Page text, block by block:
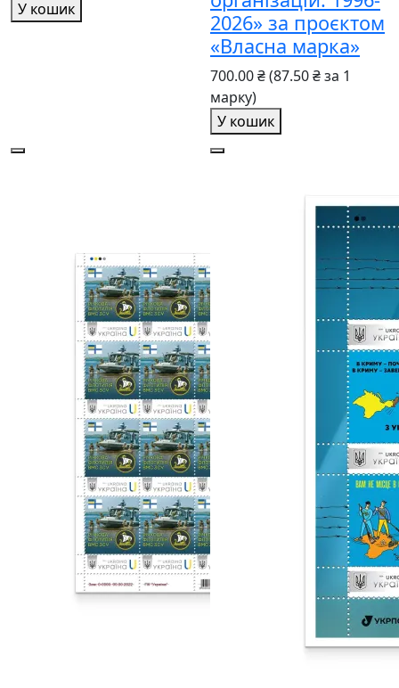
У кошик
2026» за проєктом
«Власна марка»
700.00 ₴(87.50 ₴ за 1
марку)
У кошик